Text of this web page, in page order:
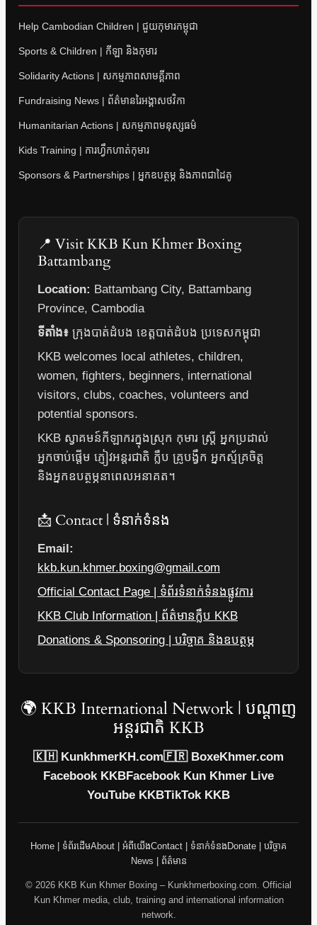
Help Cambodian Children | ជួយកុមារកម្ពុជា
Sports & Children | កីឡា និងកុមារ
Solidarity Actions | សកម្មភាពសាមគ្គីភាព
Fundraising News | ព័ត៌មានរៃអង្គាសថវិកា
Humanitarian Actions | សកម្មភាពមនុស្សធម៌
Kids Training | ការហ្វឹកហាត់កុមារ
Sponsors & Partnerships | អ្នកឧបត្ថម្ភ និងភាពជាដៃគូ
📍 Visit KKB Kun Khmer Boxing
Battambang
Location: Battambang City, Battambang
Province, Cambodia
ទីតាំង៖ ក្រុងបាត់ដំបង ខេត្តបាត់ដំបង ប្រទេសកម្ពុជា
KKB welcomes local athletes, children,
women, fighters, beginners, international
visitors, clubs, coaches, volunteers and
potential sponsors.
KKB ស្វាគមន៍កីឡាករក្នុងស្រុក កុមារ ស្ត្រី អ្នកប្រដាល់
អ្នកចាប់ផ្តើម ភ្ញៀវអន្តរជាតិ ក្លឹប គ្រូបង្វឹក អ្នកស្ម័គ្រចិត្ត
និងអ្នកឧបត្ថម្ភនាពេលអនាគត។
📩 Contact | ទំនាក់ទំនង
Email:
kkb.kun.khmer.boxing@gmail.com
Official Contact Page | ទំព័រទំនាក់ទំនងផ្លូវការ
KKB Club Information | ព័ត៌មានក្លឹប KKB
Donations & Sponsoring | បរិច្ចាគ និងឧបត្ថម្ភ
🌍 KKB International Network | បណ្តាញ
អន្តរជាតិ KKB
🇰🇭 KunkhmerKH.com🇫🇷 BoxeKhmer.com
Facebook KKBFacebook Kun Khmer Live
YouTube KKBTikTok KKB
Home | ទំព័រដើមAbout | អំពីយើងContact | ទំនាក់ទំនង Donate | បរិច្ចាគ
News | ព័ត៌មាន
© 2026 KKB Kun Khmer Boxing – Kunkhmerboxing.com. Official
Kun Khmer media, club, training and international information
network.